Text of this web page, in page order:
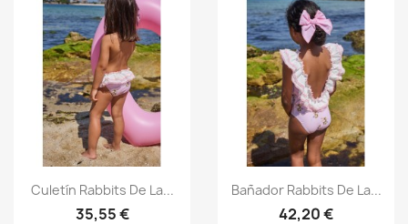
Vista rápida
Culetín Rabbits De La...
35,55 €
Vista rápida
Bañador Rabbits De La...
42,20 €